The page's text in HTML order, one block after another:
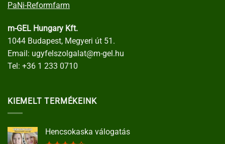
PaNi-Reformfarm
m-GEL Hungary Kft.
1044 Budapest, Megyeri út 51.
Email: ugyfelszolgalat@m-gel.hu
Tel: +36 1 233 0710
KIEMELT TERMÉKEINK
Hencsokaska válogatás